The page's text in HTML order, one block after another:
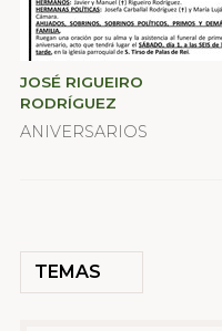
TEMAS
JOSÉ RIGUEIRO
RODRÍGUEZ
ANIVERSARIOS